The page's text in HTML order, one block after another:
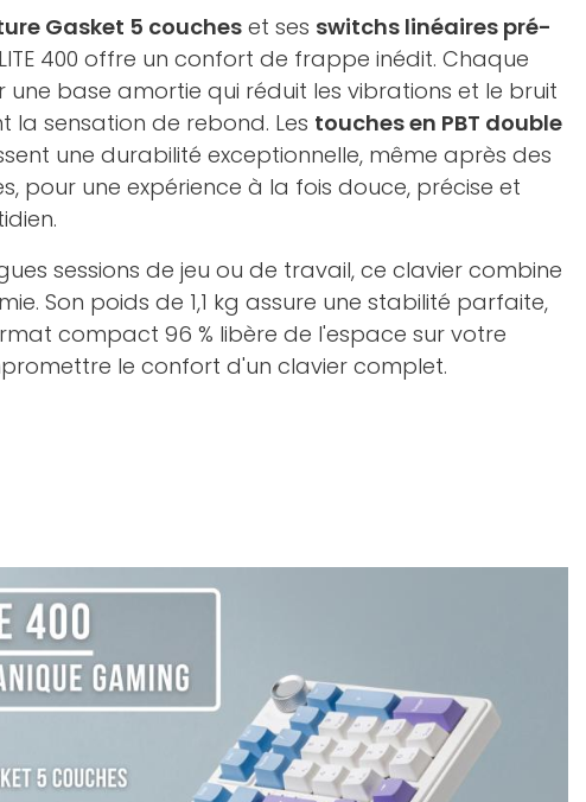
Gasket 5 couches et ses switchs linéaires pré-
400 offre un confort de frappe inédit. Chaque
une base amortie qui réduit les vibrations et le bruit
la sensation de rebond. Les touches en PBT double
une durabilité exceptionnelle, même après des
pour une expérience à la fois douce, précise et
sessions de jeu ou de travail, ce clavier combine
Son poids de 1,1 kg assure une stabilité parfaite,
compact 96 % libère de l'espace sur votre
le confort d'un clavier complet.